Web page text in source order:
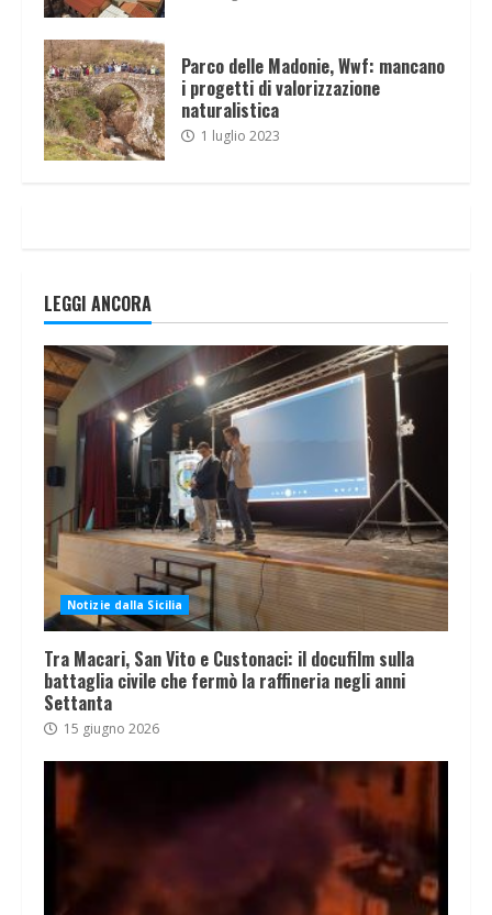
Parco delle Madonie, Wwf: mancano
i progetti di valorizzazione
naturalistica
1 luglio 2023
LEGGI ANCORA
Notizie dalla Sicilia
Tra Macari, San Vito e Custonaci: il docufilm sulla
battaglia civile che fermò la raffineria negli anni
Settanta
15 giugno 2026